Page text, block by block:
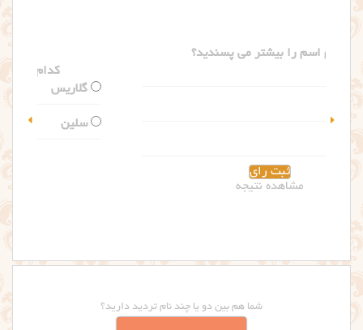
شما هم بین دو یا چند نام تردید دارید؟